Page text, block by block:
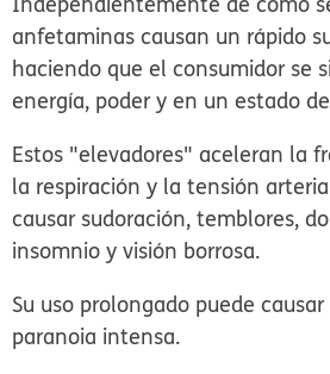
anfetaminas causan un rápido
haciendo que el consumidor se
energía, poder y en un estado
Estos "elevadores" aceleran la
la respiración y la tensión
causar sudoración, temblores,
insomnio y visión borrosa.
Su uso prolongado puede
paranoia intensa.